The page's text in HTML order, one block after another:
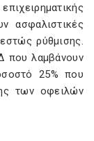
ασφαλιστικές
ρύθμισης.
που λαμβάνουν
25% που
των οφειλών